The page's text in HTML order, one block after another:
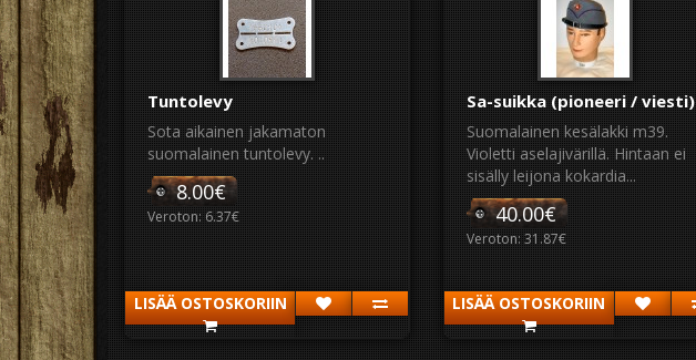
Tuntolevy
Sota aikainen jakamaton
suomalainen tuntolevy. ..
8.00€
Veroton: 6.37€
LISÄÄ OSTOSKORIIN
Sa-suikka (pioneeri / viesti)
Suomalainen kesälakki m39.
Violetti aselajivärillä. Hintaan ei
sisälly leijona kokardia...
40.00€
Veroton: 31.87€
LISÄÄ OSTOSKORIIN